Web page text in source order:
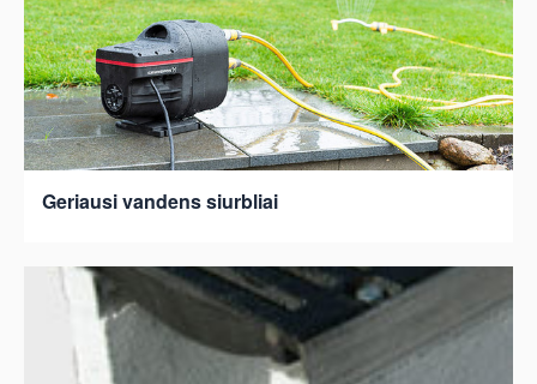
Geriausi vandens siurbliai